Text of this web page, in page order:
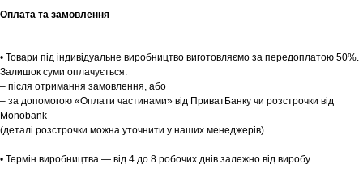
Оплата та замовлення
• Товари під індивідуальне виробництво виготовляємо за передоплатою 50%.
Залишок суми оплачується:
– після отримання замовлення, або
– за допомогою «Оплати частинами» від ПриватБанку чи розстрочки від
Monobank
(деталі розстрочки можна уточнити у наших менеджерів).
• Термін виробництва — від 4 до 8 робочих днів залежно від виробу.